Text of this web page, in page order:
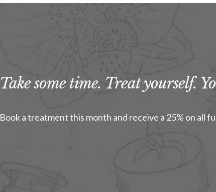
Take some time. Treat yourself.
Book a treatment this month and receive a 25% on all